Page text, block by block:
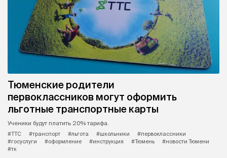
Тюменские родители
первоклассников могут оформить
льготные транспортные карты
Ученики будут платить 20% тарифа.
#ТТС
#транспорт #льгота #школьники
#первоклассники
#госуслуги
#оформление #инструкция #Тюмень
#новости Тюмени
#тк